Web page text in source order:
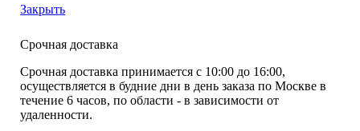
Закрыть
Срочная доставка
Срочная доставка принимается с 10:00 до 16:00,
осуществляется в будние дни в день заказа по Москве в
течение 6 часов, по области - в зависимости от
удаленности.